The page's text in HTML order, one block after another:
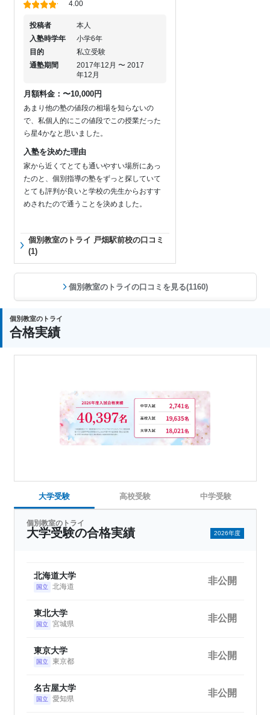
4.00
投稿者
本人
入塾時学年
小学6年
目的
私立受験
通塾期間
2017年12月 〜 2017
年12月
月額料金：〜10,000円
あまり他の塾の値段の相場を知らないの
で、私個人的にこの値段でこの授業だった
ら星4かなと思いました。
入塾を決めた理由
家から近くてとても通いやすい場所にあっ
たのと、個別指導の塾をずっと探していて
とても評判が良いと学校の先生からおすす
めされたので通うことを決めました。
個別教室のトライ 戸畑駅前校の口コミ
(1)
個別教室のトライの口コミを見る(1160)
個別教室のトライ
合格実績
大学受験 高校受験 中学受験
個別教室のトライ
大学受験の合格実績 2026年度
北海道大学
国立 北海道
非公開
東北大学
国立 宮城県
非公開
東京大学
国立 東京都
非公開
名古屋大学
国立 愛知県
非公開